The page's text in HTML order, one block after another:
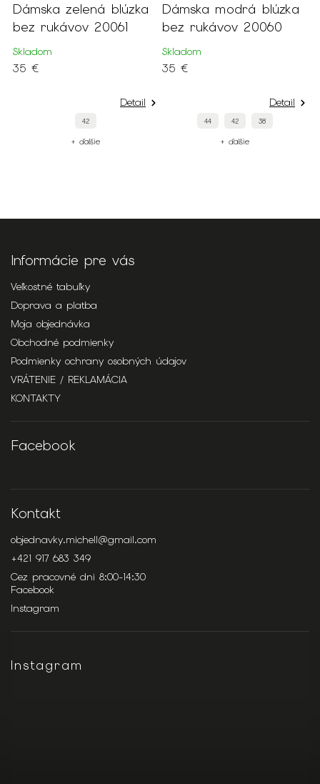
Dámska modrá blúzka
bez rukávov 20060
Skladom
35 €
Detail
+ ďalšie
Dámska hladká ružová
blúzka s krátkymi
volánovými rukávmi
20062
Informácie pre vás
Veľkostné tabuľky
Doprava a platba
Moja objednávka
Obchodné podmienky
Podmienky ochrany osobných údajov
VRÁTENIE / REKLAMÁCIA
KONTAKTY
Facebook
Kontakt
objednavky.michell@gmail.com
+421 917 683 349
Cez pracovné dni 8:00-14:30
Facebook
Instagram
Instagram